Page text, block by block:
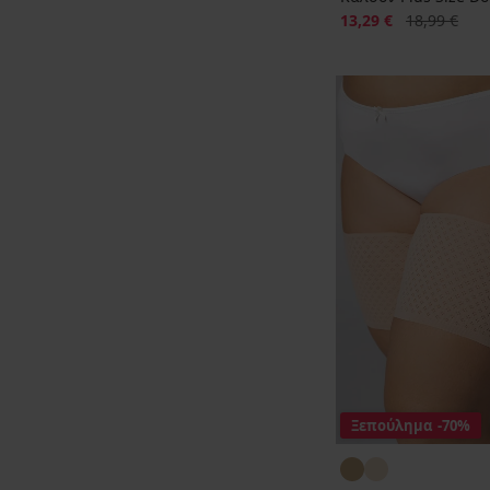
Έκπτωση
13,29 € Αρχική τιμή
18,99 €
Ξεπούλημα -70%